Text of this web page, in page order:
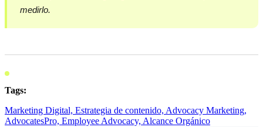
medirlo.
Tags:
Marketing Digital, Estrategia de contenido, Advocacy Marketing,
AdvocatesPro, Employee Advocacy, Alcance Orgánico